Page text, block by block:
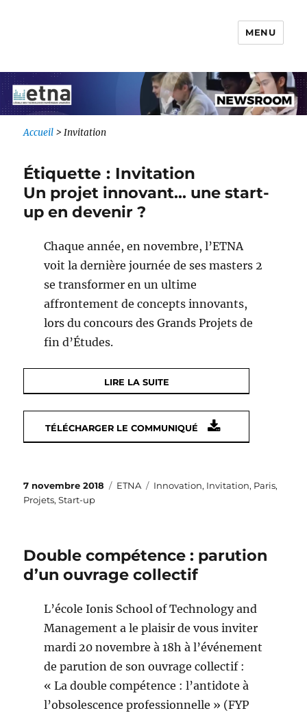
MENU
Accueil >Invitation
Étiquette : Invitation
Un projet innovant… une start-
up en devenir ?
Chaque année, en novembre, l’ETNA
voit la dernière journée de ses masters 2
se transformer en un ultime
affrontement de concepts innovants,
lors du concours des Grands Projets de
fin d’Études.
LIRE LA SUITE
TÉLÉCHARGER LE COMMUNIQUÉ
Publié
le
7 novembre 2018 Catégories
ETNA Étiquettes
Innovation, Invitation, Paris,
Projets,Start-up
Double compétence : parution
d’un ouvrage collectif
L’école Ionis School of Technology and
Management a le plaisir de vous inviter
mardi 20 novembre à 18h à l’événement
de parution de son ouvrage collectif :
« La double compétence : l’antidote à
l’obsolescence professionnelle » (FYP